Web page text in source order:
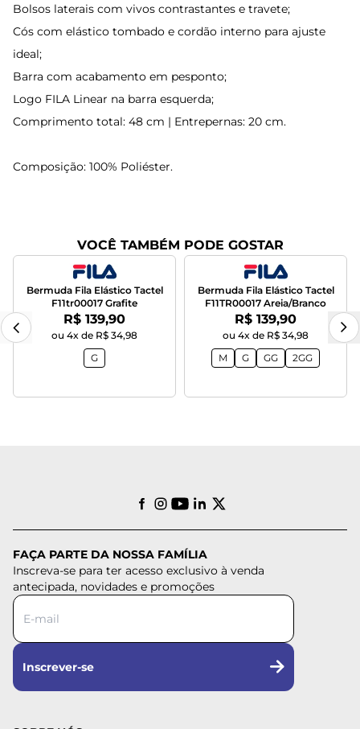
Bolsos laterais com vivos contrastantes e travete;
Cós com elástico tombado e cordão interno para ajuste
ideal;
Barra com acabamento em pesponto;
Logo FILA Linear na barra esquerda;
Comprimento total: 48 cm | Entrepernas: 20 cm.
Composição: 100% Poliéster.
VOCÊ TAMBÉM PODE GOSTAR
Bermuda Fila Elástico Tactel
F11tr00017 Grafite
Por:
R$ 139,90
ou 4x de R$ 34,98
G
Bermuda Fila Elástico Tactel
F11TR00017 Areia/Branco
Por:
R$ 139,90
ou 4x de R$ 34,98
M
G GG 2GG
FAÇA PARTE DA NOSSA FAMÍLIA
Inscreva-se para ter acesso exclusivo à venda
antecipada, novidades e promoções
Inscrever-se